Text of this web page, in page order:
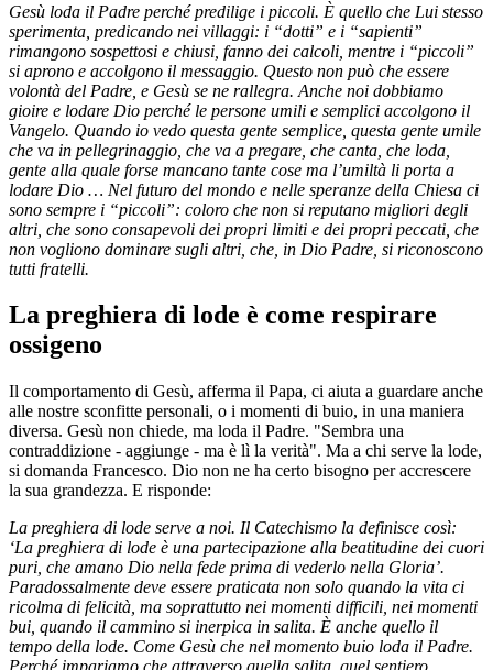
Gesù loda il Padre perché predilige i piccoli. È quello che Lui stesso
sperimenta, predicando nei villaggi: i “dotti” e i “sapienti”
rimangono sospettosi e chiusi, fanno dei calcoli, mentre i “piccoli”
si aprono e accolgono il messaggio. Questo non può che essere
volontà del Padre, e Gesù se ne rallegra. Anche noi dobbiamo
gioire e lodare Dio perché le persone umili e semplici accolgono il
Vangelo. Quando io vedo questa gente semplice, questa gente umile
che va in pellegrinaggio, che va a pregare, che canta, che loda,
gente alla quale forse mancano tante cose ma l’umiltà li porta a
lodare Dio … Nel futuro del mondo e nelle speranze della Chiesa ci
sono sempre i “piccoli”: coloro che non si reputano migliori degli
altri, che sono consapevoli dei propri limiti e dei propri peccati, che
non vogliono dominare sugli altri, che, in Dio Padre, si riconoscono
tutti fratelli.
La preghiera di lode è come respirare
ossigeno
Il comportamento di Gesù, afferma il Papa, ci aiuta a guardare anche
alle nostre sconfitte personali, o i momenti di buio, in una maniera
diversa. Gesù non chiede, ma loda il Padre. "Sembra una
contraddizione - aggiunge - ma è lì la verità". Ma a chi serve la lode,
si domanda Francesco. Dio non ne ha certo bisogno per accrescere
la sua grandezza. E risponde:
La preghiera di lode serve a noi. Il Catechismo la definisce così:
‘La preghiera di lode è una partecipazione alla beatitudine dei cuori
puri, che amano Dio nella fede prima di vederlo nella Gloria’.
Paradossalmente deve essere praticata non solo quando la vita ci
ricolma di felicità, ma soprattutto nei momenti difficili, nei momenti
bui, quando il cammino si inerpica in salita. È anche quello il
tempo della lode. Come Gesù che nel momento buio loda il Padre.